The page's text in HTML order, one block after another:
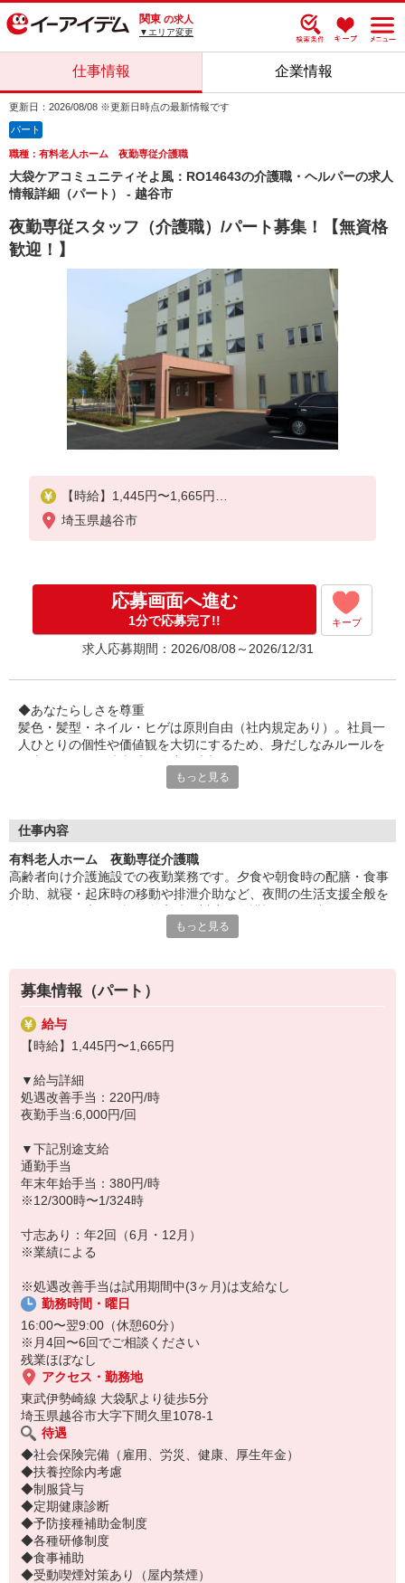
関東 の求人
▼エリア変更
仕事情報 企業情報
更新日：2026/08/08 ※更新日時点の最新情報です
パート
職種：有料老人ホーム 夜勤専従介護職
大袋ケアコミュニティそよ風：RO14643の介護職・ヘルパーの求人
情報詳細（パート） - 越谷市
夜勤専従スタッフ（介護職）/パート募集！【無資格
歓迎！】
【時給】1,445円〜1,665円
▼給与詳細
▼下記別途支給
年末年始手当：380円/時
※12/300時〜1/324時
寸志あり：年2回（6月・12月）
※業績による
※処遇改善手当は試用期間中(3ヶ月)は支給なし
埼玉県越谷市
応募画面へ進む
1分で応募完了!! キープ
求人応募期間：2026/08/08～2026/12/31
◆あなたらしさを尊重
髪色・髪型・ネイル・ヒゲは原則自由（社内規定あり）。社員一
人ひとりの個性や価値観を大切にするため、身だしなみルールを
イルで無理なく働ける環境です。
働いた分の給与を給料日前に受け取れる「給与前払い制度」を導
生制度です。※入社翌月の第5営業日より利用可能
もっと見る
仕事内容
有料老人ホーム 夜勤専従介護職
高齢者向け介護施設での夜勤業務です。夕食や朝食時の配膳・食事
介助、就寝・起床時の移動や排泄介助など、夜間の生活支援全般を
す。空き時間にはフロアや居室の清掃、洗濯、物品補充などを行
◆40代、50代が活躍中
そよ風では、40代、50代のスタッフが多数活躍中。「子育てが落ち
着いたので再び社会に出たい」「人の役に立つ仕事がしたい」とい
う方に最適です。同世代の仲間が多いため、人間関係も築きやすく
定着率の高さにもつながっています。年齢に縛られず、新しいスタ
◆スキルアップも叶う
幅広いサービスを展開する当社ならではの強みとして、在宅系から
護のプロフェッショナルとして大きく成長できます。「もっと経験
を積みたい」「将来はマネジメントにも挑戦したい」そんな方のキ
ャリアアップを全力で応援します。
もっと見る
募集情報（パート）
給与
【時給】1,445円〜1,665円
▼給与詳細
処遇改善手当：220円/時
夜勤手当:6,000円/回
▼下記別途支給
通勤手当
年末年始手当：380円/時
※12/300時〜1/324時
寸志あり：年2回（6月・12月）
※業績による
※処遇改善手当は試用期間中(3ヶ月)は支給なし
勤務時間・曜日
16:00〜翌9:00（休憩60分）
※月4回〜6回でご相談ください
残業ほぼなし
アクセス・勤務地
東武伊勢崎線 大袋駅より徒歩5分
埼玉県越谷市大字下間久里1078-1
待遇
◆社会保険完備（雇用、労災、健康、厚生年金）
◆扶養控除内考慮
◆制服貸与
◆定期健康診断
◆予防接種補助金制度
◆各種研修制度
◆食事補助
◆受動喫煙対策あり（屋内禁煙）